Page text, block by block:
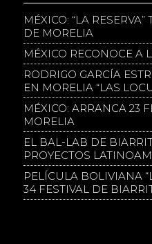
MÉXICO: “LA
DE MORELIA
MÉXICO RECONOCE A
RODRIGO GARCÍA
EN MORELIA “LAS
MÉXICO: ARRANCA 23
MORELIA
EL BAL-LAB DE
PROYECTOS
PELÍCULA BOLIVIANA
34 FESTIVAL DE